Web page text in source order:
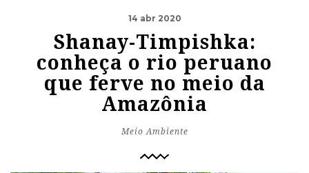
14 abr 2020
Shanay-Timpishka:
conheça o rio peruano
que ferve no meio da
Amazônia
Meio Ambiente